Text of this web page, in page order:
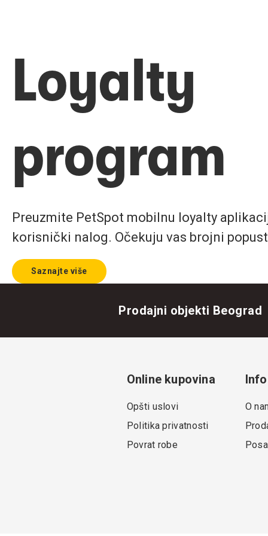
Loyalty
program
Preuzmite PetSpot mobilnu loyalty
korisnički nalog. Očekuju vas brojni
Saznajte više
Prodajni objekti Beograd
Online kupovina
Opšti uslovi
Politika privatnosti
Povrat robe
Info
O